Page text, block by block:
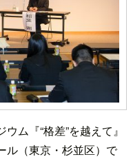
ム『“格差”を越えて』
ル（東京・杉並区）で